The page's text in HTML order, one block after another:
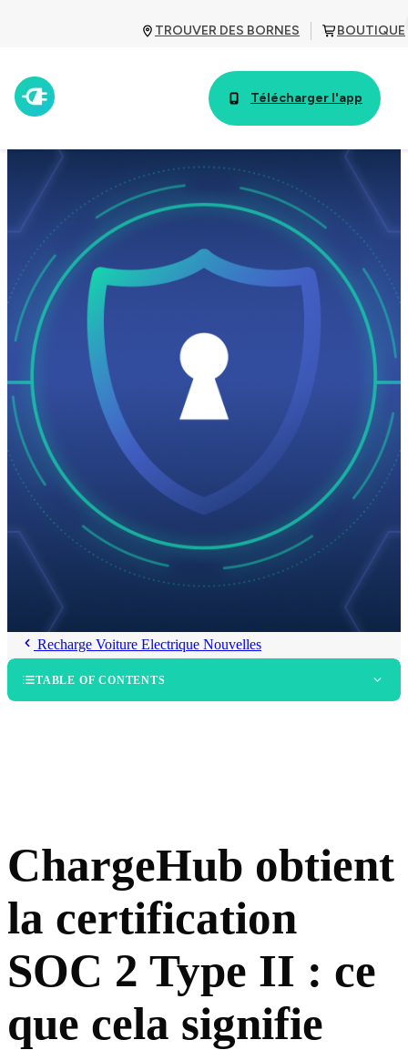
TROUVER DES BORNES BOUTIQUE
Télécharger l'app
Recharge Voiture Electrique Nouvelles
TABLE OF CONTENTS
Quelle est la portée de la certification SOC 2 de ChargeHub ?
Qu'est-ce que cela signifie pour les opérateurs de bornes, les
fournisseurs de mobilité électrique et les opérateurs de mobilité ?
Opérateurs de bornes et fournisseurs de mobilité électrique intégrant
la plateforme ChargeHub
Opérateurs de mobilité s'appuyant sur Passport Hub pour l'itinérance
ChargeHub obtient
la certification
SOC 2 Type II : ce
que cela signifie